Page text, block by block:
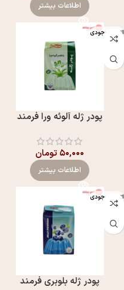
اطلاعات بیشتر
اتمام موجودی
پودر ژله آلوئه ورا فرمند
۵۰,۰۰۰ تومان
اطلاعات بیشتر
اتمام موجودی
پودر ژله بلوبری فرمند